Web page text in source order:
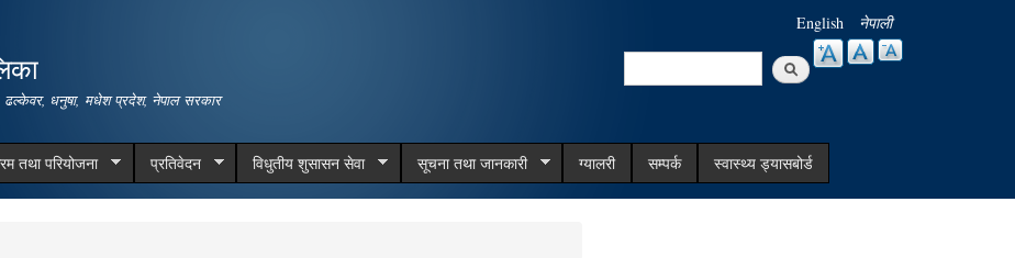
ढल्केवर, धनुषा, मधेश प्रदेश, नेपाल सरकार
English नेपाली
Search
तथा परियोजना प्रतिवेदन विधुतीय शुसासन सेवा सूचना तथा जानकारी ग्यालरी सम्पर्क स्वास्थ्य ड्यासबोर्ड